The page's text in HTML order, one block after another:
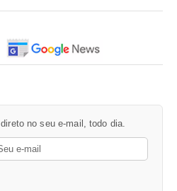
direto no seu e-mail, todo dia.